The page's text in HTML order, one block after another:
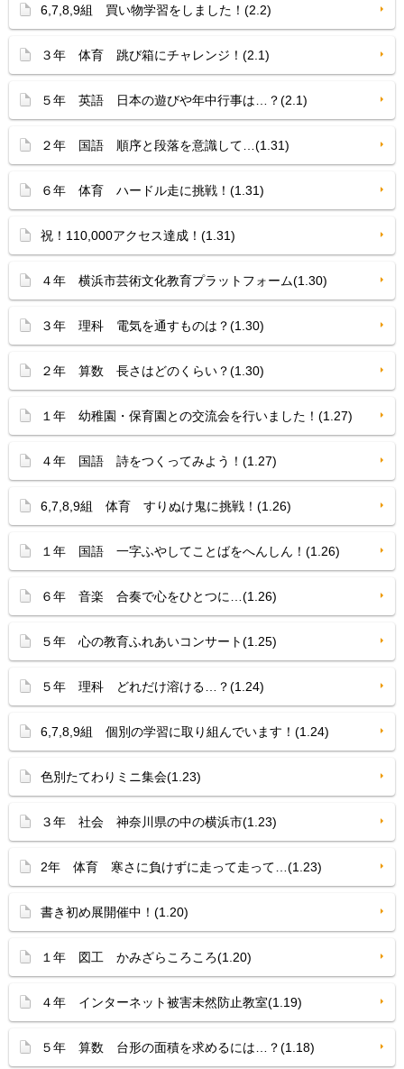
6,7,8,9組 買い物学習をしました！(2.2)
３年 体育 跳び箱にチャレンジ！(2.1)
５年 英語 日本の遊びや年中行事は…？(2.1)
２年 国語 順序と段落を意識して…(1.31)
６年 体育 ハードル走に挑戦！(1.31)
祝！110,000アクセス達成！(1.31)
４年 横浜市芸術文化教育プラットフォーム(1.30)
３年 理科 電気を通すものは？(1.30)
２年 算数 長さはどのくらい？(1.30)
１年 幼稚園・保育園との交流会を行いました！(1.27)
４年 国語 詩をつくってみよう！(1.27)
6,7,8,9組 体育 すりぬけ鬼に挑戦！(1.26)
１年 国語 一字ふやしてことばをへんしん！(1.26)
６年 音楽 合奏で心をひとつに…(1.26)
５年 心の教育ふれあいコンサート(1.25)
５年 理科 どれだけ溶ける…？(1.24)
6,7,8,9組 個別の学習に取り組んでいます！(1.24)
色別たてわりミニ集会(1.23)
３年 社会 神奈川県の中の横浜市(1.23)
2年 体育 寒さに負けずに走って走って…(1.23)
書き初め展開催中！(1.20)
１年 図工 かみざらころころ(1.20)
４年 インターネット被害未然防止教室(1.19)
５年 算数 台形の面積を求めるには…？(1.18)